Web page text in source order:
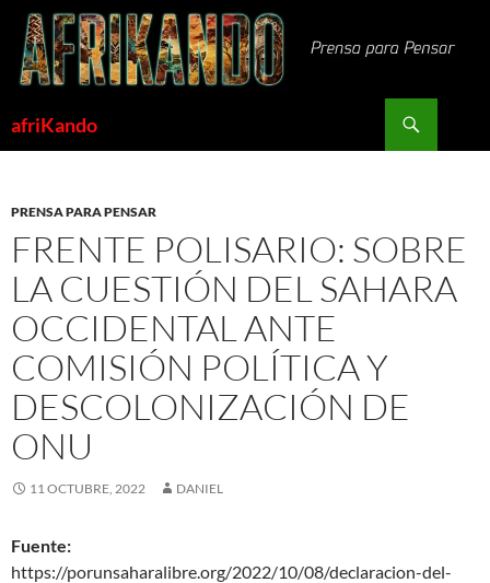
Saltar
contenido
afriKando
PRENSA PARA PENSAR
FRENTE POLISARIO: SOBRE
LA CUESTIÓN DEL SAHARA
OCCIDENTAL ANTE
COMISIÓN POLÍTICA Y
DESCOLONIZACIÓN DE
ONU
11 OCTUBRE, 2022 DANIEL
Fuente:
https://porunsaharalibre.org/2022/10/08/declaracion-del-